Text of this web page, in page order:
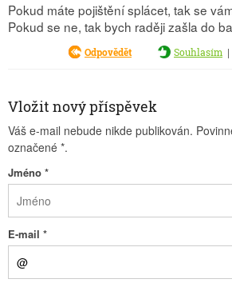
Pokud máte pojištění splácet, tak se
Pokud se ne, tak bych raději zašla do
Odpovědět Souhlasím |
Vložit nový příspěvek
Váš e-mail nebude nikde publikován.
označené *.
Jméno *
E-mail *